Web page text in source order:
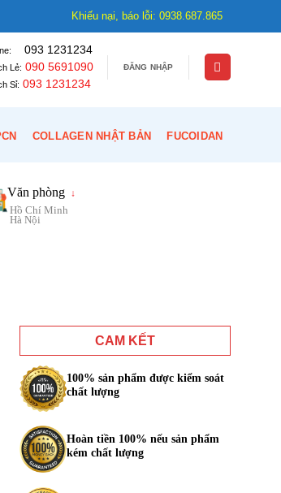
Khiếu nại, báo lỗi: 0938.687.865
093 1231234
Lẻ: 090 5691090
Sỉ: 093 1231234
ĐĂNG NHẬP
COLLAGEN NHẬT BẢN FUCOIDAN
Văn phòng ↓
Hồ Chí Minh
Hà Nội
CAM KẾT
100% sản phẩm được kiểm soát
chất lượng
Hoàn tiền 100% nếu sản phẩm
kém chất lượng